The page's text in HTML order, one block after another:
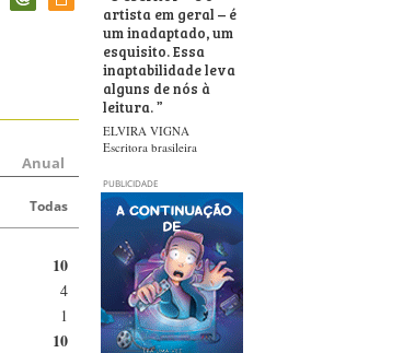
Anual
Todas
10
4
1
10
artista em geral – é
um inadaptado, um
esquisito. Essa
inaptabilidade leva
alguns de nós à
leitura.”
ELVIRA VIGNA
Escritora brasileira
PUBLICIDADE